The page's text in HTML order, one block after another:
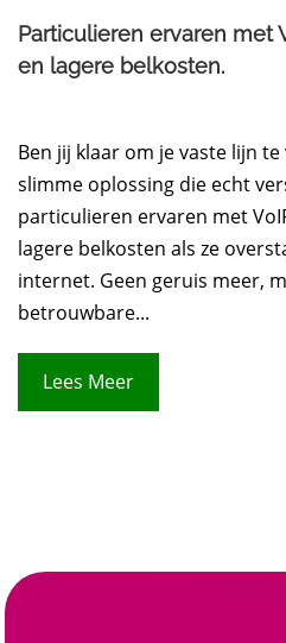
Particulieren ervaren met
en lagere belkosten.
Ben jij klaar om je vaste lijn
slimme oplossing die echt
particulieren ervaren met
lagere belkosten als ze
internet. Geen geruis meer,
betrouwbare...
Lees Meer